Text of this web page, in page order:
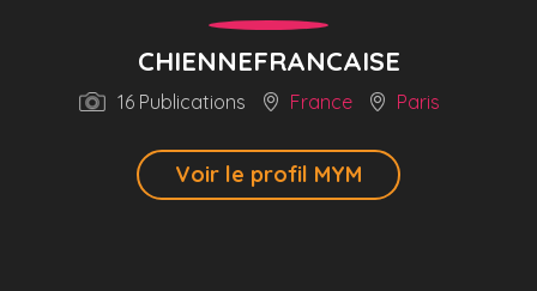
CHIENNEFRANCAISE
16 Publications France Paris
Voir le profil MYM